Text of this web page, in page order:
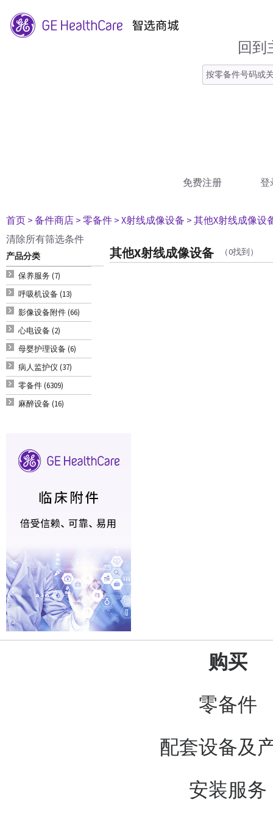
回到
免费注册 登
首页 > 备件商店 > 零备件 > X射线成像设备 > 其他X射线成像设
清除所有筛选条件
产品分类
保养服务 (7)
呼吸机设备 (13)
影像设备附件 (66)
心电设备 (2)
母婴护理设备 (6)
病人监护仪 (37)
零备件 (6309)
麻醉设备 (16)
其他X射线成像设备 （0找到）
购买
零备件
配套设备及
安装服务